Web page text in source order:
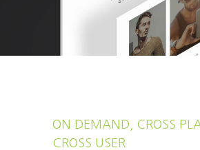
ON DEMAND, CROSS
CROSS USER